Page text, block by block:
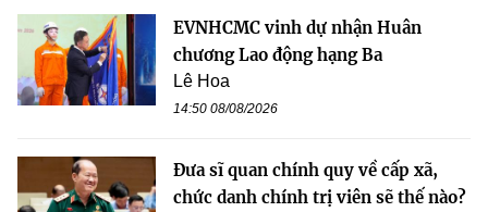
EVNHCMC vinh dự nhận Huân
chương Lao động hạng Ba
Lê Hoa
14:50 08/08/2026
Đưa sĩ quan chính quy về cấp xã,
chức danh chính trị viên sẽ thế nào?